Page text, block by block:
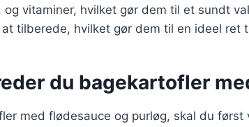
vitaminer, hvilket gør dem til et sundt
tilberede, hvilket gør dem til en ideel ret
du bagekartofler
med flødesauce og purløg, skal du